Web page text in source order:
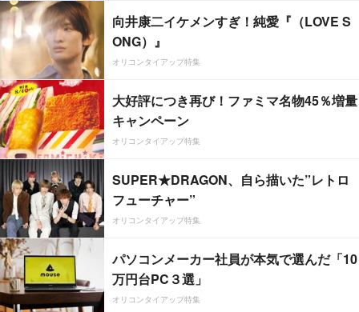
向井康二イケメンすぎ！純愛『（LOVE S
ONG）』
オリコンタイアップ特集
大好評につき再び！ファミマ名物45％増量
キャンペーン
オリコンタイアップ特集
SUPER★DRAGON、自ら描いた”レトロ
フューチャー”
オリコンタイアップ特集
パソコンメーカー社員が本気で選んだ「10
万円台PC３選」
オリコンタイアップ特集